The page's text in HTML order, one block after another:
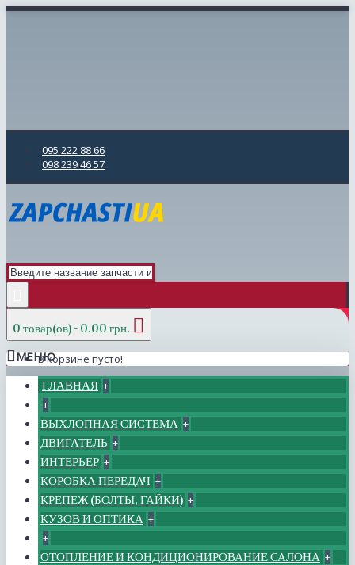
095 222 88 66
098 239 46 57
0 товар(ов) - 0.00 грн.
В корзине пусто!
МЕНЮ
ГЛАВНАЯ +
+
ВЫХЛОПНАЯ СИСТЕМА +
ДВИГАТЕЛЬ +
ИНТЕРЬЕР +
КОРОБКА ПЕРЕДАЧ +
КРЕПЕЖ (БОЛТЫ, ГАЙКИ) +
КУЗОВ И ОПТИКА +
+
ОТОПЛЕНИЕ И КОНДИЦИОНИРОВАНИЕ САЛОНА +